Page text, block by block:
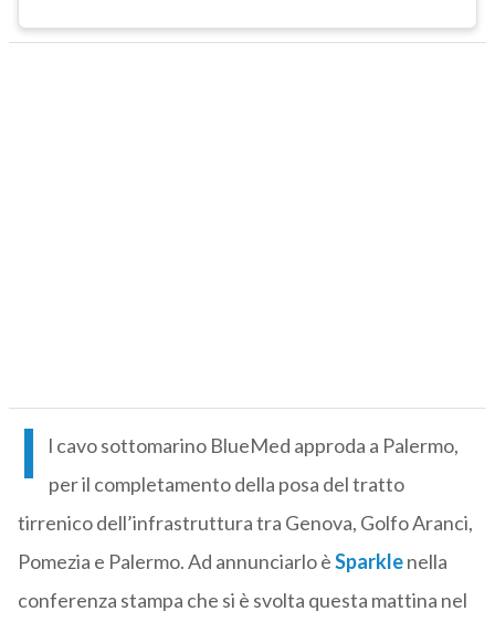
I
l cavo sottomarino BlueMed approda a Palermo,
per il completamento della posa del tratto
tirrenico dell’infrastruttura tra Genova, Golfo Aranci,
Pomezia e Palermo. Ad annunciarlo èSparklenella
conferenza stampa che si è svolta questa mattina nel